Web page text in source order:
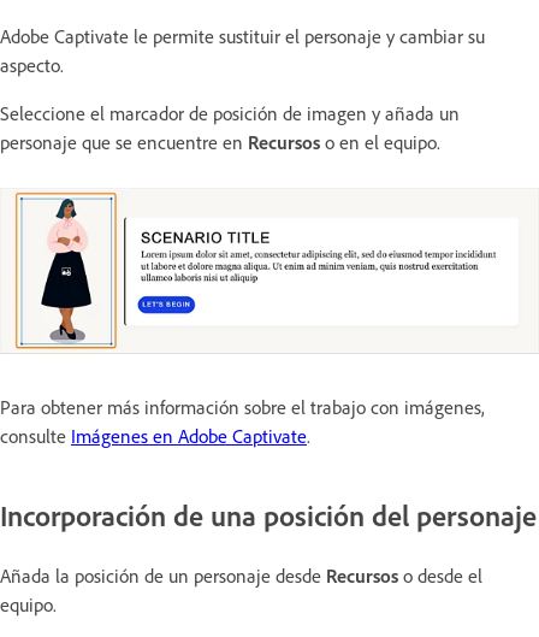
Adobe Captivate le permite sustituir el personaje y cambiar su
aspecto.
Seleccione el marcador de posición de imagen y añada un
personaje que se encuentre en Recursos o en el equipo.
Para obtener más información sobre el trabajo con imágenes,
consulte Imágenes en Adobe Captivate.
Incorporación de una posición del personaje
Añada la posición de un personaje desde Recursos o desde el
equipo.